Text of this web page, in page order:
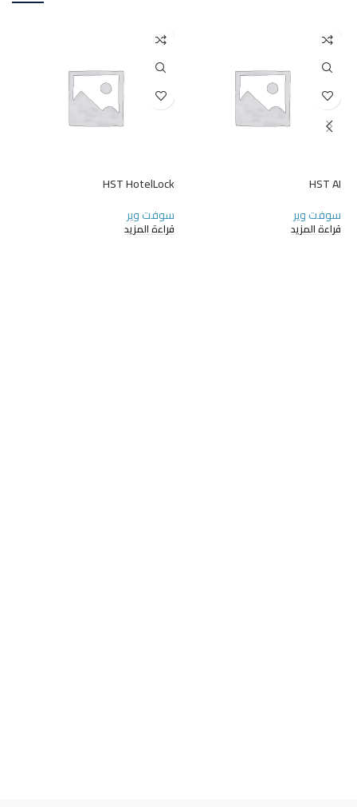
HST AI
سوفت وير
قراءة المزيد
HST HotelLock
سوفت وير
قراءة المزيد